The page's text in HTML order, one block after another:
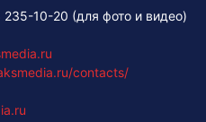
235-10-20 (для фото и видео)
contacts/